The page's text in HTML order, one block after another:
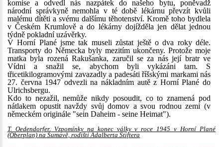
komise a odvedl nás nazpátek do našeho bytu, poněvadž
národní správkyně nemohla v té době lékárnu převzít kvůli
malému dítěti a svému dalšímu těhotenství. Kromě toho bydlela
v Českém Krumlově a do lékárny dojížděla jen dělat jednou
týdně pokladní uzávěrky.
V Horní Plané jsme tak museli zůstat ještě o dva roky déle.
Transporty do Německa byly mezitím ukončeny. Protože moje
matka byla rozená Rakušanka, zaručil se za nás její bratr ve
Vídni a snažil se, abychom byli vykázáni tam. S
třicetikilogramovými zavazadly a padesáti říšskými markami nás
27. června 1947 odvezli na nákladním autě z Horní Plané do
Ulrichsbergu.
Kdo to nezažil, nemůže nikdy posoudit, co to znamená pod
nátlakem opustit navždy svůj domov a svou rodnou zemi (v
německém originále "sein Daheim - seine Heimat").
T. Oedendorfer, Vzpomínky na konec války v roce 1945 v Horní Plané
(Oberplan) na Šumavě, rodišti Adalberta Stiftera